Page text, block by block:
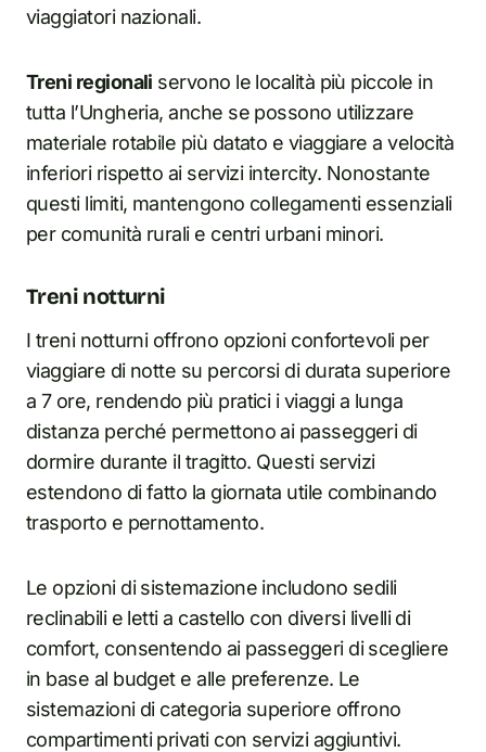
viaggiatori nazionali.
Treni regionali servono le località più piccole in
tutta l’Ungheria, anche se possono utilizzare
materiale rotabile più datato e viaggiare a velocità
inferiori rispetto ai servizi intercity. Nonostante
questi limiti, mantengono collegamenti essenziali
per comunità rurali e centri urbani minori.
Treni notturni
I treni notturni offrono opzioni confortevoli per
viaggiare di notte su percorsi di durata superiore
a 7 ore, rendendo più pratici i viaggi a lunga
distanza perché permettono ai passeggeri di
dormire durante il tragitto. Questi servizi
estendono di fatto la giornata utile combinando
trasporto e pernottamento.
Le opzioni di sistemazione includono sedili
reclinabili e letti a castello con diversi livelli di
comfort, consentendo ai passeggeri di scegliere
in base al budget e alle preferenze. Le
sistemazioni di categoria superiore offrono
compartimenti privati con servizi aggiuntivi.